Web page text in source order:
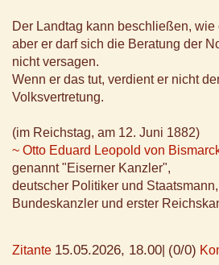
Der Landtag kann beschließen, wie
aber er darf sich die Beratung der
nicht versagen.
Wenn er das tut, verdient er nicht
Volksvertretung.
(im Reichstag, am 12. Juni 1882)
~ Otto Eduard Leopold von
genannt "Eiserner Kanzler",
deutscher Politiker und
Bundeskanzler und erster
Zitante 15.05.2026, 18.00 (0/0)